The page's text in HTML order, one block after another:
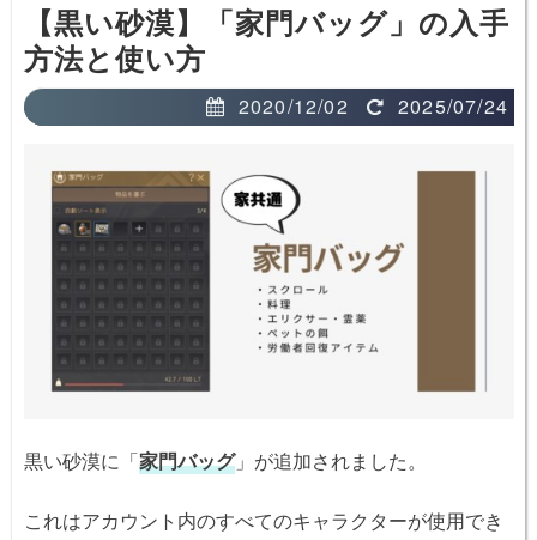
【黒い砂漠】「家門バッグ」の入手
方法と使い方
2020/12/02 2025/07/24
黒い砂漠に「家門バッグ」が追加されました。
これはアカウント内のすべてのキャラクターが使用でき